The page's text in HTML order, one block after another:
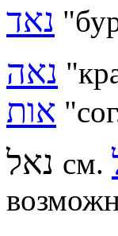
נאד
נאה "
אות "
см.